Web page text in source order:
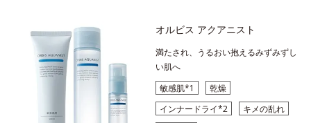
オルビス アクアニスト
満たされ、うるおい抱えるみずみずし
い肌へ
敏感肌*1
乾燥
インナードライ*2
キメの乱れ